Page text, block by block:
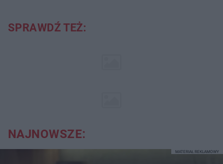
SPRAWDŹ TEŻ:
NAJNOWSZE:
MATERIAŁ REKLAMOWY